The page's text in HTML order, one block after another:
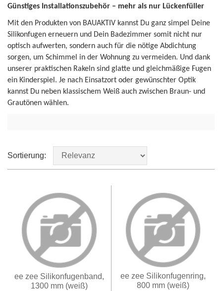
Günstiges Installationszubehör – mehr als nur Lückenfüller
Mit den Produkten von BAUAKTIV kannst Du ganz simpel Deine
Silikonfugen erneuern und Dein Badezimmer somit nicht nur
optisch aufwerten, sondern auch für die nötige Abdichtung
sorgen, um Schimmel in der Wohnung zu vermeiden. Und dank
unserer praktischen Rakeln sind glatte und gleichmäßige Fugen
ein Kinderspiel. Je nach Einsatzort oder gewünschter Optik
kannst Du neben klassischem Weiß auch zwischen Braun- und
Grautönen wählen.
Sortierung:
ee zee Silikonfugenband,
1300 mm (weiß)
ee zee Silikonfugenring,
800 mm (weiß)